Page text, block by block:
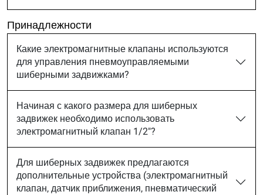
Принадлежности
Какие электромагнитные клапаны используются
для управления пневмоуправляемыми
шиберными задвижками?
Начиная с какого размера для шиберных
задвижек необходимо использовать
электромагнитный клапан 1/2"?
Для шиберных задвижек предлагаются
дополнительные устройства (электромагнитный
клапан, датчик приближения, пневматический